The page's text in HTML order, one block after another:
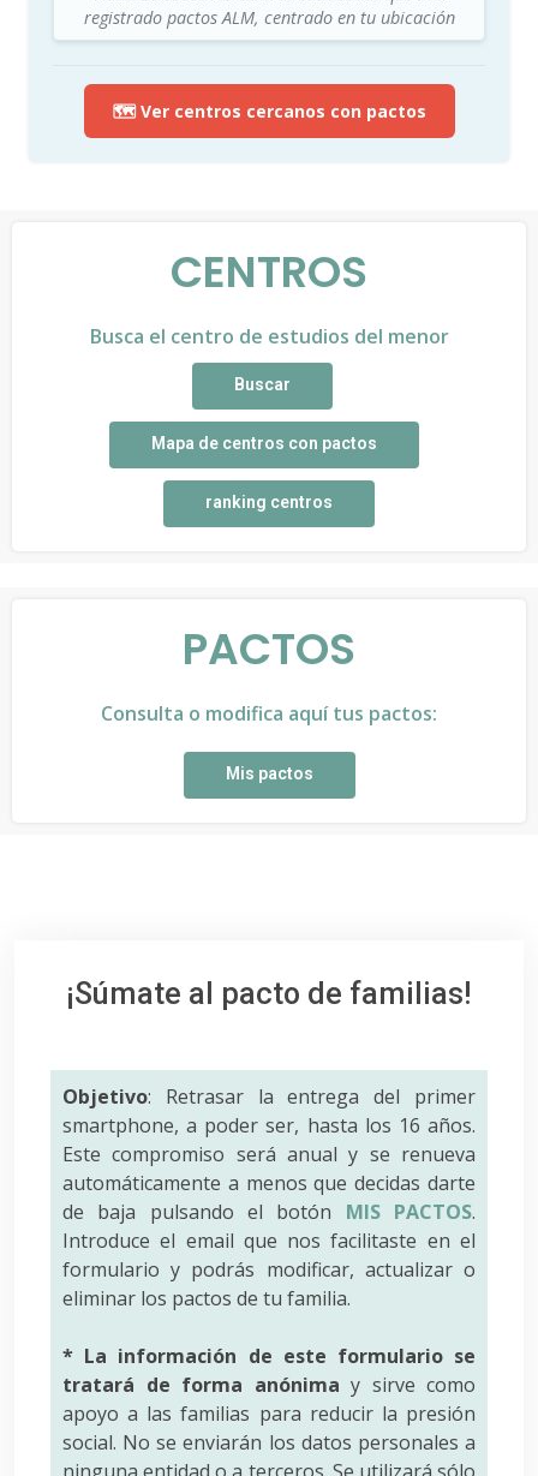
registrado pactos ALM, centrado en tu ubicación
🗺️ Ver centros cercanos con pactos
CENTROS
Busca el centro de estudios del menor
Buscar
Mapa de centros con pactos
ranking centros
PACTOS
Consulta o modifica aquí tus pactos:
Mis pactos
¡Súmate al pacto de familias!
Objetivo: Retrasar la entrega del primer
smartphone, a poder ser, hasta los 16 años.
Este compromiso será anual y se renueva
automáticamente a menos que decidas darte
de baja pulsando el botón MIS PACTOS.
Introduce el email que nos facilitaste en el
formulario y podrás modificar, actualizar o
eliminar los pactos de tu familia.
* La información de este formulario se
tratará de forma anónima y sirve como
apoyo a las familias para reducir la presión
social. No se enviarán los datos personales a